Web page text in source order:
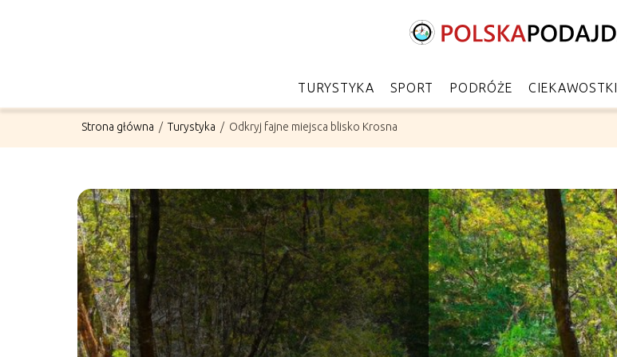
TURYSTYKA SPORT PODRÓŻE CIEKAWOSTKI
Strona główna / Turystyka / Odkryj fajne miejsca blisko Krosna